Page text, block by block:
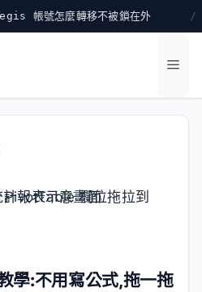
麼轉移不被鎖在外
選
單
學:不用寫公式,拖一拖